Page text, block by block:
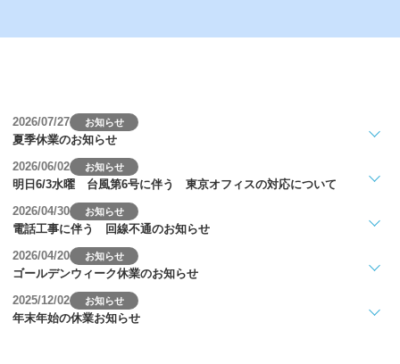
2026/07/27 お知らせ
夏季休業のお知らせ
2026/06/02
お知らせ
明日6/3水曜 台風第6号に伴う 東京オフィスの対応について
2026/04/30
お知らせ
電話工事に伴う 回線不通のお知らせ
2026/04/20
お知らせ
ゴールデンウィーク休業のお知らせ
2025/12/02
お知らせ
年末年始の休業お知らせ